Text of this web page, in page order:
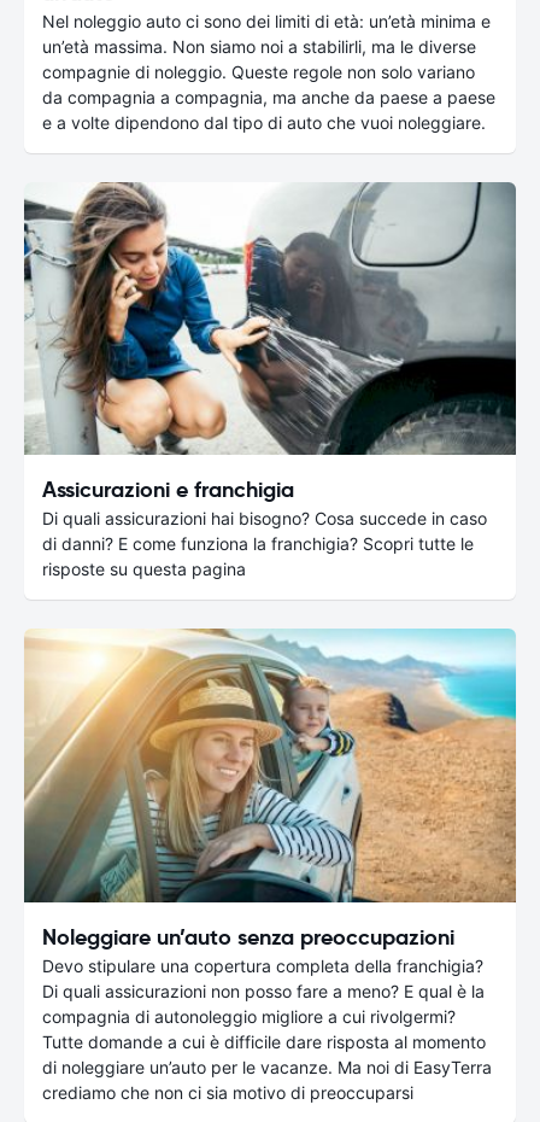
Nel noleggio auto ci sono dei limiti di età: un’età minima e
un’età massima. Non siamo noi a stabilirli, ma le diverse
compagnie di noleggio. Queste regole non solo variano
da compagnia a compagnia, ma anche da paese a paese
e a volte dipendono dal tipo di auto che vuoi noleggiare.
Assicurazioni e franchigia
Di quali assicurazioni hai bisogno? Cosa succede in caso
di danni? E come funziona la franchigia? Scopri tutte le
risposte su questa pagina
Noleggiare un’auto senza preoccupazioni
Devo stipulare una copertura completa della franchigia?
Di quali assicurazioni non posso fare a meno? E qual è la
compagnia di autonoleggio migliore a cui rivolgermi?
Tutte domande a cui è difficile dare risposta al momento
di noleggiare un’auto per le vacanze. Ma noi di EasyTerra
crediamo che non ci sia motivo di preoccuparsi